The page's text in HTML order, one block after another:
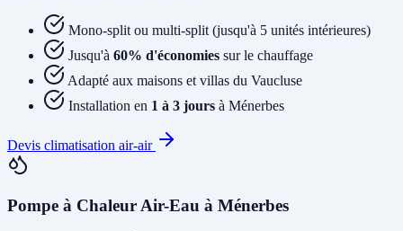
Mono-split ou multi-split (jusqu'à 5 unités intérieures)
Jusqu'à 60% d'économies sur le chauffage
Adapté aux maisons et villas du Vaucluse
Installation en 1 à 3 jours à Ménerbes
Devis climatisation air-air
Pompe à Chaleur Air-Eau à Ménerbes